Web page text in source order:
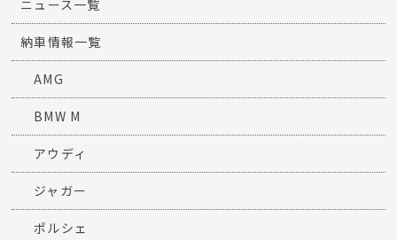
ニュース一覧
納車情報一覧
AMG
BMW M
アウディ
ジャガー
ポルシェ